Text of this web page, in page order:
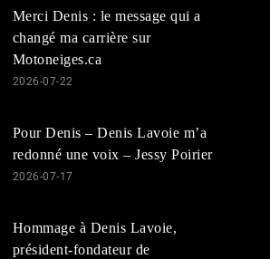
Merci Denis : le message qui a
changé ma carrière sur
Motoneiges.ca
2026-07-22
Pour Denis – Denis Lavoie m’a
redonné une voix – Jessy Poirier
2026-07-17
Hommage à Denis Lavoie,
président-fondateur de